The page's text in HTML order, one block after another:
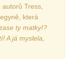
Tress,
která
ty matky!?
A já myslela,